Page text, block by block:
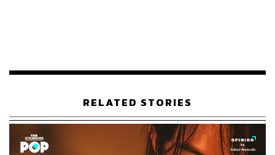
เมกใหม่ โดยได้ผู้กำกับ โมวานอิล ซึ่งเคยฝากผลงานไว้กับซี
บท จูฮยอน ซึ่งเคยฝากผลงานไว้กับซีรีส์My Horrible Boss
และRevolutionary Loveมานั่งแท่นกำกับและเขียนบทซีรีส์
เรื่องนี้
RELATED STORIES